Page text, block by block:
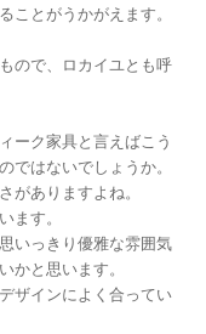
ことがうかがえます。
ので、ロカイユとも呼
ーク家具と言えばこう
ではないでしょうか。
がありますよね。
ます。
いっきり優雅な雰囲気
かと思います。
ザインによく合ってい